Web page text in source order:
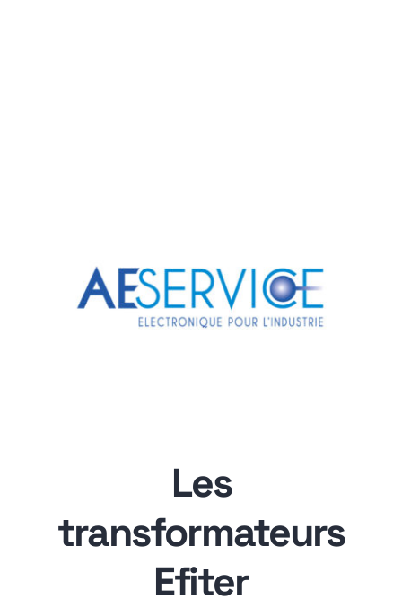
Les
transformateurs
Efiter